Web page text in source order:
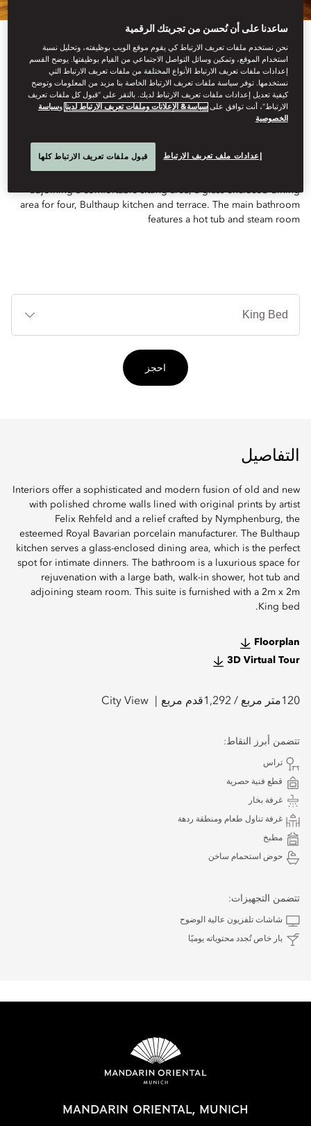
See All Rooms
PRESIDENTIAL SUITE
adjoining a comfortable sitting-area, a glass-enclosed dining
area for four, Bulthaup kitchen and terrace. The main bathroom
features a hot tub and steam room
احجز
التفاصيل
Interiors offer a sophisticated and modern fusion of old and new
with polished chrome walls lined with original prints by artist
Felix Rehfeld and a relief crafted by Nymphenburg, the
esteemed Royal Bavarian porcelain manufacturer. The Bulthaup
kitchen serves a glass-enclosed dining area, which is the perfect
spot for intimate dinners. The bathroom is a luxurious space for
rejuvenation with a large bath, walk-in shower, hot tub and
adjoining steam room. This suite is furnished with a 2m x 2m
King bed.
Floorplan
3D Virtual Tour
120متر مربع / 1,292قدم مربع City View
تتضمن أبرز النقاط:
تراس
قطع فنية حصرية
غرفة بخار
غرفة تناول طعام ومنطقة ردهة
مطبخ
حوض استحمام ساخن
تتضمن التجهيزات:
شاشات تلفزيون عالية الوضوح
بار خاص تُجدد محتوياته يوميًا
MANDARIN ORIENTAL, MUNICH
ساعدنا على أن نُحسن من تجربتك الرقمية
نحن نستخدم ملفات تعريف الارتباط كي يقوم موقع الويب بوظيفته، وتحليل نسبة
استخدام الموقع، وتمكين وسائل التواصل الاجتماعي من القيام بوظيفتها. يوضح القسم
إعدادات ملفات تعريف الارتباط الأنواع المختلفة من ملفات تعريف الارتباط التي
نستخدمها. توفر سياسة ملفات تعريف الارتباط الخاصة بنا مزيد من المعلومات وتوضح
كيفية تعديل إعدادات ملفات تعريف الارتباط لديك. بالنقر على “قبول كل ملفات تعريف
الارتباط”، أنت توافق علىسياسة& الإعلانات وملفات تعريف الارتباط لدينا وسياسة
الخصوصية
إعدادات ملف تعريف الارتباط قبول ملفات تعريف الارتباط كلها